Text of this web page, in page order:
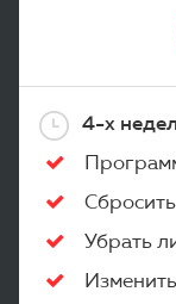
4-х
Убрать